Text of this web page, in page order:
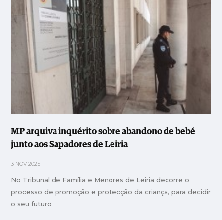
MP arquiva inquérito sobre abandono de bebé
junto aos Sapadores de Leiria
3 NOV 2025
No Tribunal de Família e Menores de Leiria decorre o
processo de promoção e protecção da criança, para decidir
o seu futuro